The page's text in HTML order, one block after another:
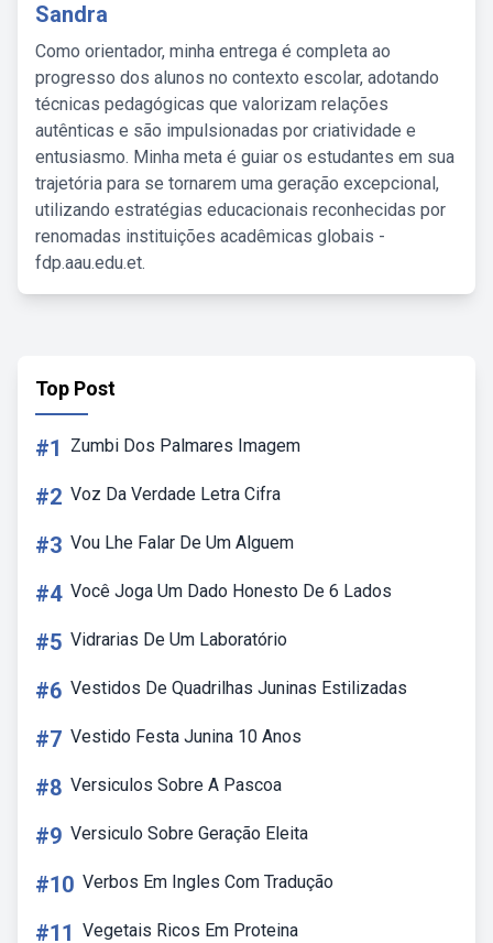
Sandra
Como orientador, minha entrega é completa ao
progresso dos alunos no contexto escolar, adotando
técnicas pedagógicas que valorizam relações
autênticas e são impulsionadas por criatividade e
entusiasmo. Minha meta é guiar os estudantes em sua
trajetória para se tornarem uma geração excepcional,
utilizando estratégias educacionais reconhecidas por
renomadas instituições acadêmicas globais -
fdp.aau.edu.et.
Top Post
#1 Zumbi Dos Palmares Imagem
#2 Voz Da Verdade Letra Cifra
#3 Vou Lhe Falar De Um Alguem
#4 Você Joga Um Dado Honesto De 6 Lados
#5 Vidrarias De Um Laboratório
#6 Vestidos De Quadrilhas Juninas Estilizadas
#7 Vestido Festa Junina 10 Anos
#8 Versiculos Sobre A Pascoa
#9 Versiculo Sobre Geração Eleita
#10 Verbos Em Ingles Com Tradução
#11 Vegetais Ricos Em Proteina